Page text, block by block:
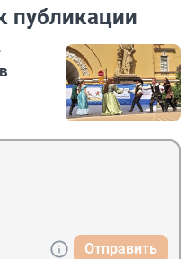
публикации
Отправить